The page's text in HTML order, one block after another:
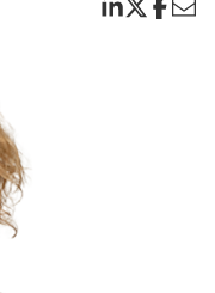
hal og stald.
med dobbelt
at tale om triple
og har løbende
andet med
fremstår